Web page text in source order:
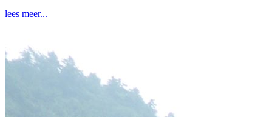
lees meer...